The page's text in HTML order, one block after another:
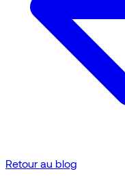
Retour au blog